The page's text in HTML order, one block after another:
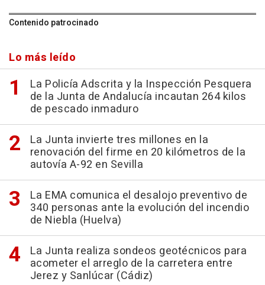
Contenido patrocinado
Lo más leído
La Policía Adscrita y la Inspección Pesquera
de la Junta de Andalucía incautan 264 kilos
de pescado inmaduro
La Junta invierte tres millones en la
renovación del firme en 20 kilómetros de la
autovía A-92 en Sevilla
La EMA comunica el desalojo preventivo de
340 personas ante la evolución del incendio
de Niebla (Huelva)
La Junta realiza sondeos geotécnicos para
acometer el arreglo de la carretera entre
Jerez y Sanlúcar (Cádiz)